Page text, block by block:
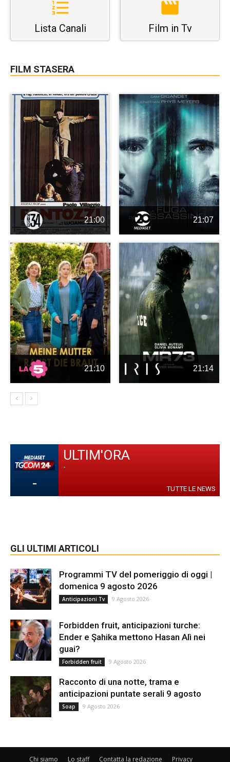
Lista Canali Film in Tv
FILM STASERA
21:00 21:07
21:10 21:14
-
ULTIM'ORA
-
TUTTE LE NEWS
GLI ULTIMI ARTICOLI
Programmi TV del pomeriggio di oggi |
domenica 9 agosto 2026
Anticipazioni Tv 9 Agosto 2026
Forbidden fruit, anticipazioni turche:
Ender e Şahika mettono Hasan Alì nei
guai?
Forbidden fruit 9 Agosto 2026
Racconto di una notte, trama e
anticipazioni puntate serali 9 agosto
Soap 9 Agosto 2026
Chi siamo Lo staff Contatta la redazione Privacy